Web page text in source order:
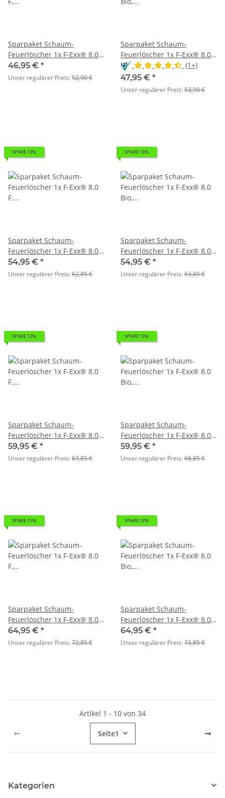
Sparpaket Schaum-
Feuerlöscher 1x F-Exx® 8.0
F, 1x F-Exx® 3.0 F
46,95 € *
Unser regulärer Preis:52,90 €
Sparpaket Schaum-
Feuerlöscher 1x F-Exx® 8.0
Bio, 1x F-Exx® 3.0 F (1+)
47,95 € *
Unser regulärer Preis:53,90 €
SPARE 13%
Sparpaket Schaum-
Feuerlöscher 1x F-Exx® 8.0
F, 2x F-Exx® 1.5 F
54,95 € *
Unser regulärer Preis:62,85 €
SPARE 14%
Sparpaket Schaum-
Feuerlöscher 1x F-Exx® 8.0
Bio, 2x F-Exx® 1.5 F
54,95 € *
Unser regulärer Preis:63,85 €
SPARE 12%
Sparpaket Schaum-
Feuerlöscher 1x F-Exx® 8.0
F, 1x F-Exx® 1.5 F, 1x F-Exx®
3.0 F
59,95 € *
Unser regulärer Preis:67,85 €
SPARE 13%
Sparpaket Schaum-
Feuerlöscher 1x F-Exx® 8.0
Bio, 1x F-Exx® 1.5 F, 1x F-
Exx® 3.0
59,95 € *
Unser regulärer Preis:68,85 €
SPARE 11%
Sparpaket Schaum-
Feuerlöscher 1x F-Exx® 8.0
F, 2x F-Exx® 3.0 F
64,95 € *
Unser regulärer Preis:72,85 €
SPARE 12%
Sparpaket Schaum-
Feuerlöscher 1x F-Exx® 8.0
Bio, 2x F-Exx® 3.0 F
64,95 € *
Unser regulärer Preis:73,85 €
Artikel 1 - 10 von 34
Seite1
Kategorien